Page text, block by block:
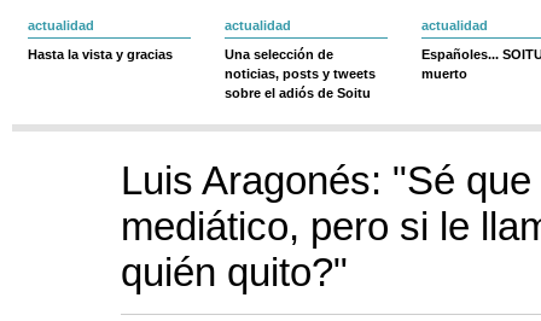
actualidad
Hasta la vista y gracias
actualidad
Una selección de
noticias, posts y tweets
sobre el adiós de Soitu
actualidad
Españoles...
muerto
Luis Aragonés: "Sé
mediático, pero si le
quién quito?"